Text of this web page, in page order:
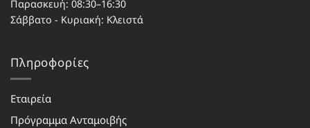
Παρασκευή: 08:30–16:30
Σάββατο - Κυριακή: Κλειστά
Πληροφορίες
Εταιρεία
Πρόγραμμα Ανταμοιβής